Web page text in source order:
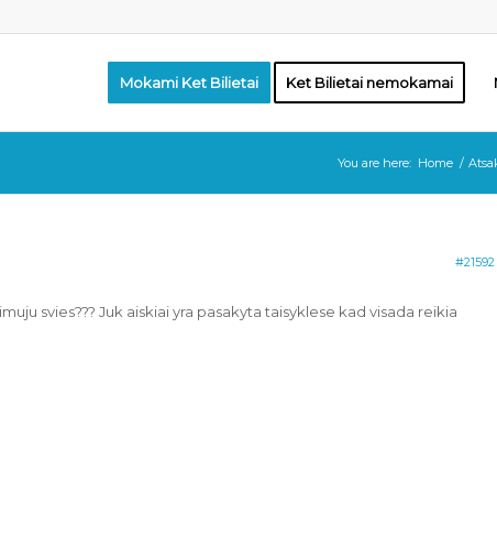
Mokami Ket Bilietai Ket Bilietai nemokamai
You are here: Home /
#21592
svies??? Juk aiskiai yra pasakyta taisyklese kad visada reikia